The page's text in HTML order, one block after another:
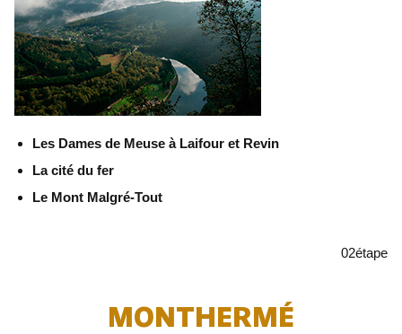
Les Dames de Meuse à Laifour et Revin
La cité du fer
Le Mont Malgré-Tout
02étape
MONTHERMÉ